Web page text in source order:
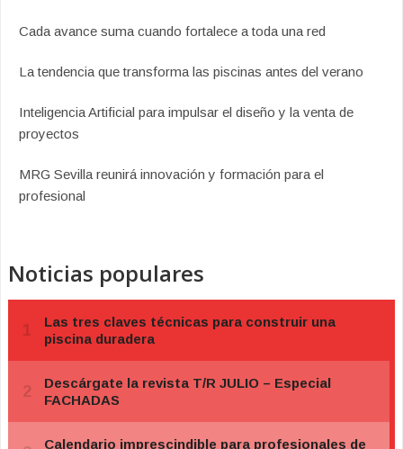
Cada avance suma cuando fortalece a toda una red
La tendencia que transforma las piscinas antes del verano
Inteligencia Artificial para impulsar el diseño y la venta de
proyectos
MRG Sevilla reunirá innovación y formación para el
profesional
Noticias populares